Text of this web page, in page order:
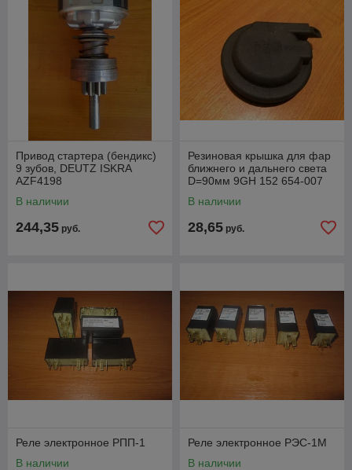
Привод стартера (бендикс)
9 зубов, DEUTZ ISKRA
AZF4198
В наличии
244,35 руб.
Резиновая крышка для фар
ближнего и дальнего света
D=90мм 9GH 152 654-007
В наличии
28,65 руб.
Реле электронное РПП-1
В наличии
Реле электронное РЭС-1М
В наличии